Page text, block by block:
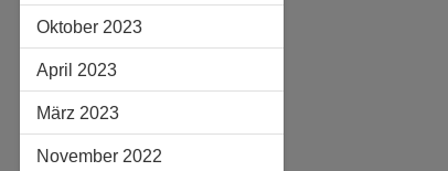
Oktober 2023
April 2023
März 2023
November 2022